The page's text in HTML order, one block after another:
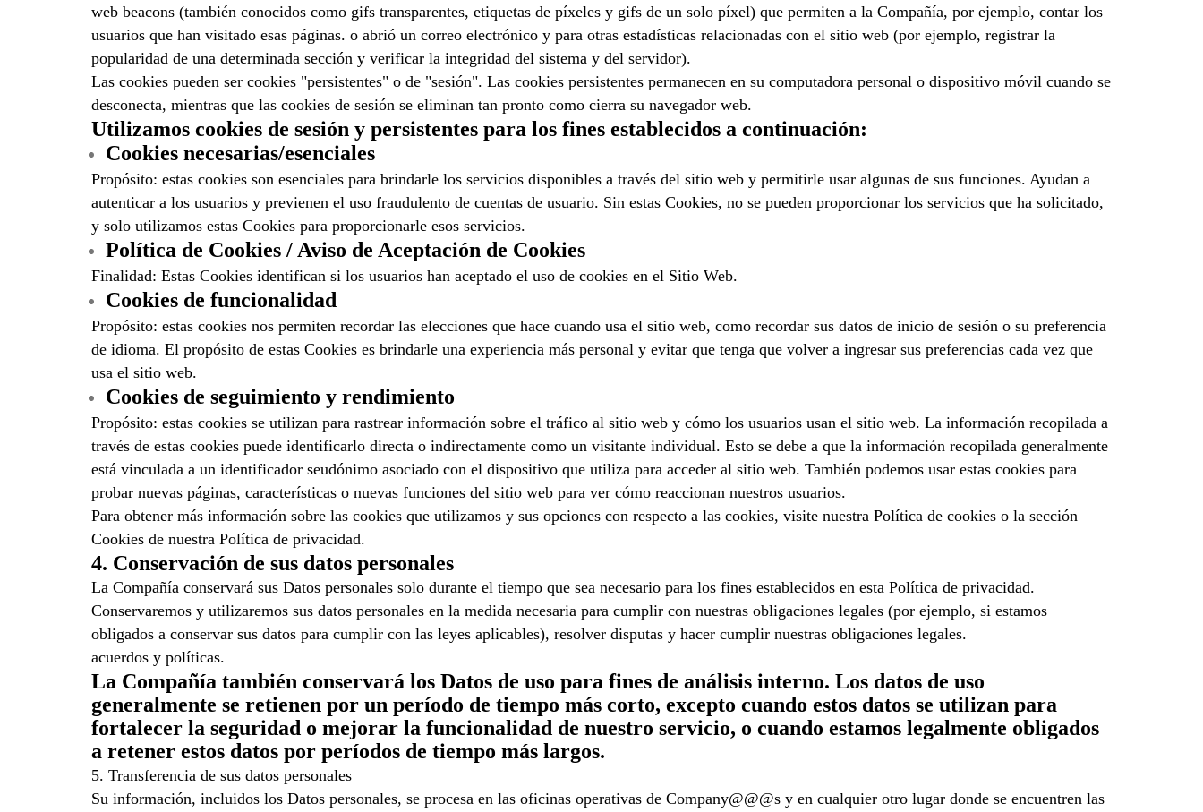
web beacons (también conocidos como gifs transparentes, etiquetas de píxeles y gifs de un solo píxel) que permiten a la Compañía, por ejemplo, contar los
usuarios que han visitado esas páginas. o abrió un correo electrónico y para otras estadísticas relacionadas con el sitio web (por ejemplo, registrar la
popularidad de una determinada sección y verificar la integridad del sistema y del servidor).
Las cookies pueden ser cookies "persistentes" o de "sesión". Las cookies persistentes permanecen en su computadora personal o dispositivo móvil cuando se
desconecta, mientras que las cookies de sesión se eliminan tan pronto como cierra su navegador web.
Utilizamos cookies de sesión y persistentes para los fines establecidos a continuación:
Cookies necesarias/esenciales
Propósito: estas cookies son esenciales para brindarle los servicios disponibles a través del sitio web y permitirle usar algunas de sus funciones. Ayudan a
autenticar a los usuarios y previenen el uso fraudulento de cuentas de usuario. Sin estas Cookies, no se pueden proporcionar los servicios que ha solicitado,
y solo utilizamos estas Cookies para proporcionarle esos servicios.
Política de Cookies / Aviso de Aceptación de Cookies
Finalidad: Estas Cookies identifican si los usuarios han aceptado el uso de cookies en el Sitio Web.
Cookies de funcionalidad
Propósito: estas cookies nos permiten recordar las elecciones que hace cuando usa el sitio web, como recordar sus datos de inicio de sesión o su preferencia
de idioma. El propósito de estas Cookies es brindarle una experiencia más personal y evitar que tenga que volver a ingresar sus preferencias cada vez que
usa el sitio web.
Cookies de seguimiento y rendimiento
Propósito: estas cookies se utilizan para rastrear información sobre el tráfico al sitio web y cómo los usuarios usan el sitio web. La información recopilada a
través de estas cookies puede identificarlo directa o indirectamente como un visitante individual. Esto se debe a que la información recopilada generalmente
está vinculada a un identificador seudónimo asociado con el dispositivo que utiliza para acceder al sitio web. También podemos usar estas cookies para
probar nuevas páginas, características o nuevas funciones del sitio web para ver cómo reaccionan nuestros usuarios.
Para obtener más información sobre las cookies que utilizamos y sus opciones con respecto a las cookies, visite nuestra Política de cookies o la sección
Cookies de nuestra Política de privacidad.
4. Conservación de sus datos personales
La Compañía conservará sus Datos personales solo durante el tiempo que sea necesario para los fines establecidos en esta Política de privacidad.
Conservaremos y utilizaremos sus datos personales en la medida necesaria para cumplir con nuestras obligaciones legales (por ejemplo, si estamos
obligados a conservar sus datos para cumplir con las leyes aplicables), resolver disputas y hacer cumplir nuestras obligaciones legales.
acuerdos y políticas.
La Compañía también conservará los Datos de uso para fines de análisis interno. Los datos de uso
generalmente se retienen por un período de tiempo más corto, excepto cuando estos datos se utilizan para
fortalecer la seguridad o mejorar la funcionalidad de nuestro servicio, o cuando estamos legalmente obligados
a retener estos datos por períodos de tiempo más largos.
5. Transferencia de sus datos personales
Su información, incluidos los Datos personales, se procesa en las oficinas operativas de Company@@@s y en cualquier otro lugar donde se encuentren las